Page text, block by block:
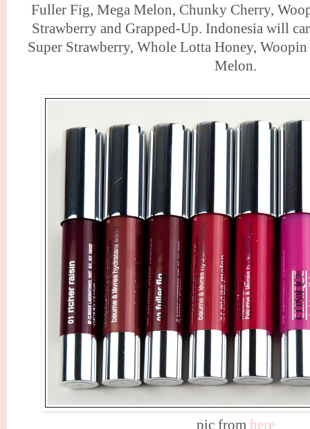
Fuller Fig, Mega Melon, Chunky Cherry,
Strawberry and Grapped-Up. Indonesia will
Super Strawberry, Whole Lotta Honey,
Melon.
pic from here